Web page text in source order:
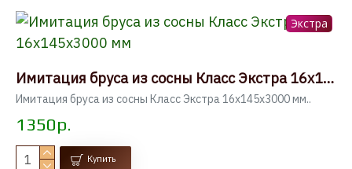
Экстра
Имитация бруса из сосны Класс Экстра 16x145x3000 мм
Имитация бруса из сосны Класс Экстра 16x145x3000 мм..
1350р.
Купить